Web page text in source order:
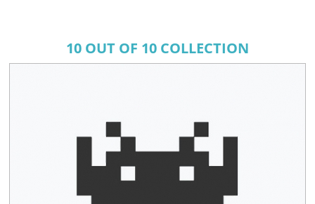
10 OUT OF 10 COLLECTION